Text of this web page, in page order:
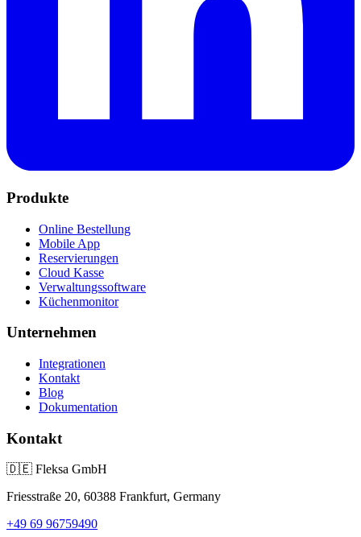
Produkte
Online Bestellung
Mobile App
Reservierungen
Cloud Kasse
Verwaltungssoftware
Küchenmonitor
Unternehmen
Integrationen
Kontakt
Blog
Dokumentation
Kontakt
🇩🇪 Fleksa GmbH
Friesstraße 20, 60388 Frankfurt, Germany
+49 69 96759490